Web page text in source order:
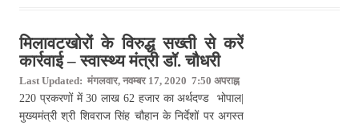
मिलावटखोरों के विरुद्ध सख्ती से करें
कार्रवाई – स्वास्थ्य मंत्री डॉ. चौधरी
Last Updated: मंगलवार, नवम्बर 17, 2020 7:50 अपराह्न
220 प्रकरणों में 30 लाख 62 हजार का अर्थदण्ड भोपाल|
मुख्यमंत्री श्री शिवराज सिंह चौहान के निर्देशों पर अगस्त